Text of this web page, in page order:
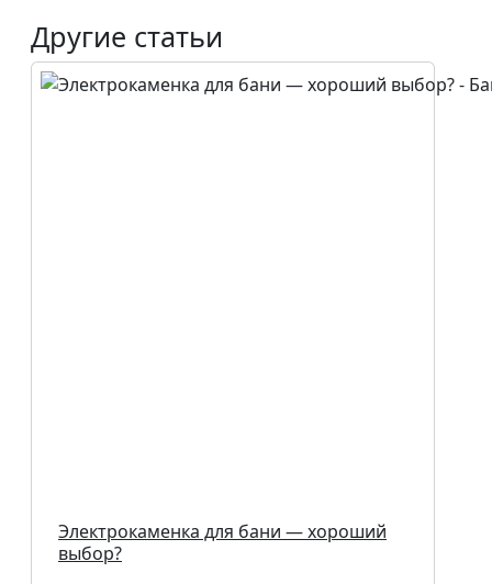
Другие статьи
Электрокаменка для бани — хороший
выбор?